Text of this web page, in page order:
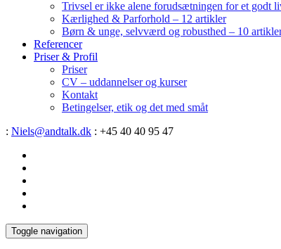
Trivsel er ikke alene forudsætningen for et godt
Kærlighed & Parforhold – 12 artikler
Børn & unge, selvværd og robusthed – 10
Referencer
Priser & Profil
Priser
CV – uddannelser og kurser
Kontakt
Betingelser, etik og det med småt
: Niels@andtalk.dk : +45 40 40 95 47
Toggle navigation